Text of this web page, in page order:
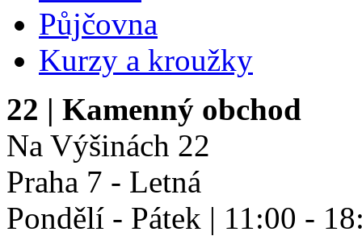
Půjčovna
Kurzy a kroužky
22 | Kamenný obchod
Na Výšinách 22
Praha 7 - Letná
Pondělí - Pátek | 11:00 -